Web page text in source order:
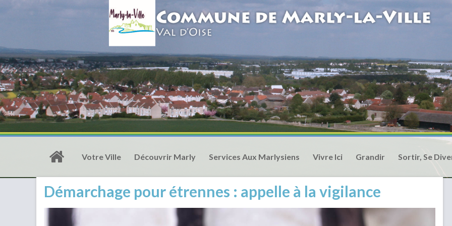
Votre Ville Découvrir Marly Services Aux Marlysiens Vivre Ici Grandir Sortir, Se
Démarchage pour étrennes : appelle à la vigilance